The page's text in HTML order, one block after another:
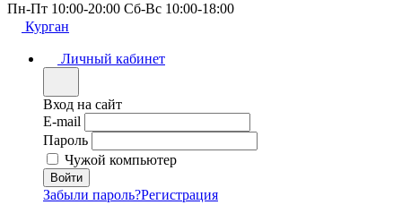
Пн-Пт 10:00-20:00 Сб-Вс 10:00-18:00
Курган
Личный кабинет
Вход на сайт
E-mail
Пароль
Чужой компьютер
Забыли пароль?Регистрация